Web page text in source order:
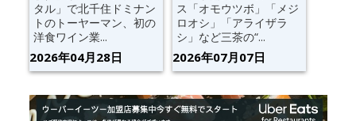
タル」で北千住ドミナン
トのトーヤーマン、初の
洋食ワイン業...
2026年04月28日
ス「オモウツボ」「メジ
ロオシ」「アライザラ
シ」など三茶の“...
2026年07月07日